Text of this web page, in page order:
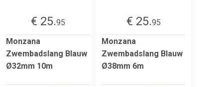
€ 25.95
Monzana
Zwembadslang Blauw
Ø32mm 10m
€ 25.95
Monzana
Zwembadslang Blauw
Ø38mm 6m